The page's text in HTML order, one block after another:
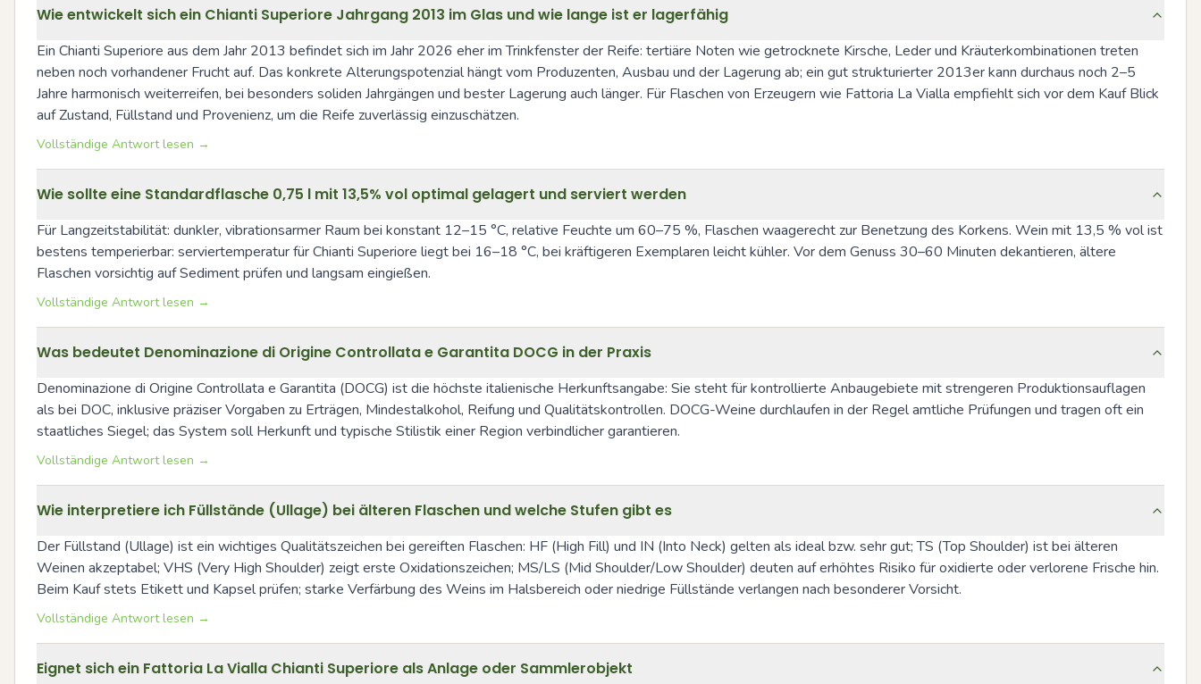
Wie entwickelt sich ein Chianti Superiore Jahrgang 2013 im Glas und wie lange ist er lagerfähig
Ein Chianti Superiore aus dem Jahr 2013 befindet sich im Jahr 2026 eher im Trinkfenster der Reife: tertiäre Noten wie getrocknete Kirsche, Leder und Kräuterkombinationen treten
neben noch vorhandener Frucht auf. Das konkrete Alterungspotenzial hängt vom Produzenten, Ausbau und der Lagerung ab; ein gut strukturierter 2013er kann durchaus noch 2–5
Jahre harmonisch weiterreifen, bei besonders soliden Jahrgängen und bester Lagerung auch länger. Für Flaschen von Erzeugern wie Fattoria La Vialla empfiehlt sich vor dem Kauf Blick
auf Zustand, Füllstand und Provenienz, um die Reife zuverlässig einzuschätzen.
Vollständige Antwort lesen →
Wie sollte eine Standardflasche 0,75 l mit 13,5% vol optimal gelagert und serviert werden
Für Langzeitstabilität: dunkler, vibrationsarmer Raum bei konstant 12–15 °C, relative Feuchte um 60–75 %, Flaschen waagerecht zur Benetzung des Korkens. Wein mit 13,5 % vol ist
bestens temperierbar: serviertemperatur für Chianti Superiore liegt bei 16–18 °C, bei kräftigeren Exemplaren leicht kühler. Vor dem Genuss 30–60 Minuten dekantieren, ältere
Flaschen vorsichtig auf Sediment prüfen und langsam eingießen.
Vollständige Antwort lesen →
Was bedeutet Denominazione di Origine Controllata e Garantita DOCG in der Praxis
Denominazione di Origine Controllata e Garantita (DOCG) ist die höchste italienische Herkunftsangabe: Sie steht für kontrollierte Anbaugebiete mit strengeren Produktionsauflagen
als bei DOC, inklusive präziser Vorgaben zu Erträgen, Mindestalkohol, Reifung und Qualitätskontrollen. DOCG-Weine durchlaufen in der Regel amtliche Prüfungen und tragen oft ein
staatliches Siegel; das System soll Herkunft und typische Stilistik einer Region verbindlicher garantieren.
Vollständige Antwort lesen →
Wie interpretiere ich Füllstände (Ullage) bei älteren Flaschen und welche Stufen gibt es
Der Füllstand (Ullage) ist ein wichtiges Qualitätszeichen bei gereiften Flaschen: HF (High Fill) und IN (Into Neck) gelten als ideal bzw. sehr gut; TS (Top Shoulder) ist bei älteren
Weinen akzeptabel; VHS (Very High Shoulder) zeigt erste Oxidationszeichen; MS/LS (Mid Shoulder/Low Shoulder) deuten auf erhöhtes Risiko für oxidierte oder verlorene Frische hin.
Beim Kauf stets Etikett und Kapsel prüfen; starke Verfärbung des Weins im Halsbereich oder niedrige Füllstände verlangen nach besonderer Vorsicht.
Vollständige Antwort lesen →
Eignet sich ein Fattoria La Vialla Chianti Superiore als Anlage oder Sammlerobjekt